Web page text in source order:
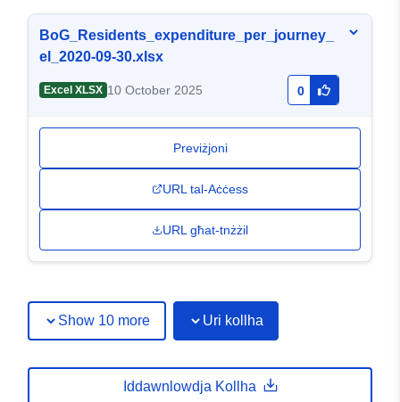
BoG_Residents_expenditure_per_journey_
el_2020-09-30.xlsx
Excel XLSX 10 October 2025 0
Previżjoni
URL tal-Aċċess
URL għat-tnżżil
Show 10 more Uri kollha
Iddawnlowdja Kollha